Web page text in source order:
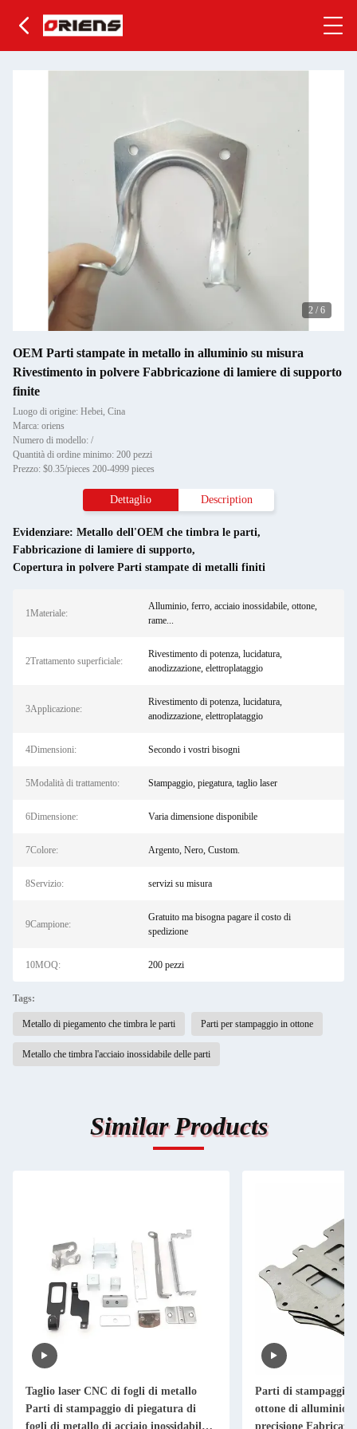
2 / 6
OEM Parti stampate in metallo in alluminio su misura
Rivestimento in polvere Fabbricazione di lamiere di supporto
finite
Luogo di origine: Hebei, Cina
Marca: oriens
Numero di modello: /
Quantità di ordine minimo: 200 pezzi
Prezzo: $0.35/pieces 200-4999 pieces
Dettaglio Description
Evidenziare: Metallo dell'OEM che timbra le parti,
Fabbricazione di lamiere di supporto,
Copertura in polvere Parti stampate di metalli finiti
1Materiale:
Alluminio, ferro, acciaio inossidabile, ottone,
rame...
2Trattamento superficiale:
Rivestimento di potenza, lucidatura,
anodizzazione, elettroplataggio
3Applicazione:
Rivestimento di potenza, lucidatura,
anodizzazione, elettroplataggio
4Dimensioni: Secondo i vostri bisogni
5Modalità di trattamento: Stampaggio, piegatura, taglio laser
6Dimensione: Varia dimensione disponibile
7Colore: Argento, Nero, Custom.
8Servizio: servizi su misura
9Campione:
Gratuito ma bisogna pagare il costo di
spedizione
10MOQ: 200 pezzi
Tags:
Metallo di piegamento che timbra le parti Parti per stampaggio in ottone
Metallo che timbra l'acciaio inossidabile delle parti
Similar Products
Taglio laser CNC di fogli di metallo
Parti di stampaggio di piegatura di
fogli di metallo di acciaio inossidabile
Parti di stampaggio
ottone di alluminio
precisione